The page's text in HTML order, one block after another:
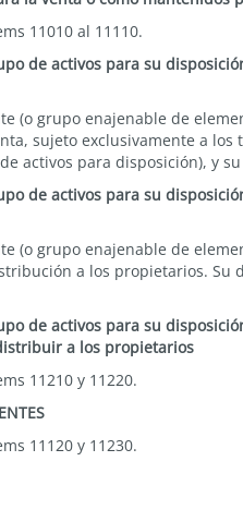
11010 al 11110.
de activos para su
(o grupo enajenable de
sujeto exclusivamente a
activos para disposición), y
de activos para su
(o grupo enajenable de
a los propietarios. Su
de activos para su
a los propietarios
11210 y 11220.
11120 y 11230.